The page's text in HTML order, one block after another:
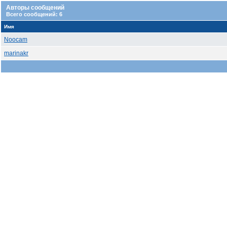
Авторы сообщений
Всего сообщений: 6
Имя
Noocam
marinakr